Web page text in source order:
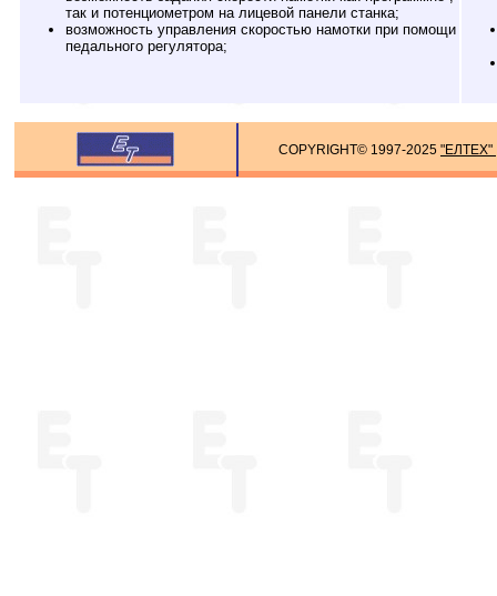
так и потенциометром на лицевой панели станка;
возможность управления скоростью намотки при помощи
педального регулятора;
COPYRIGHT© 1997-2025 "ЕЛТЕХ"